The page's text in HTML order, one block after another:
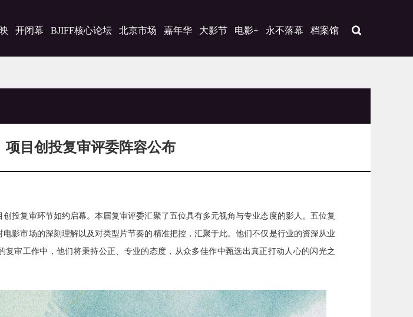
开闭幕 BJIFF核心论坛 北京市场 嘉年华 大影节 电影+ 永不落幕 档案馆
项目创投复审评委阵容公布
复审环节如约启幕。本届复审评委汇聚了五位具有多元视角与专业态度的影人。五位复
影市场的深刻理解以及对类型片节奏的精准把控，汇聚于此。他们不仅是行业的资深从业
复审工作中，他们将秉持公正、专业的态度，从众多佳作中甄选出真正打动人心的闪光之